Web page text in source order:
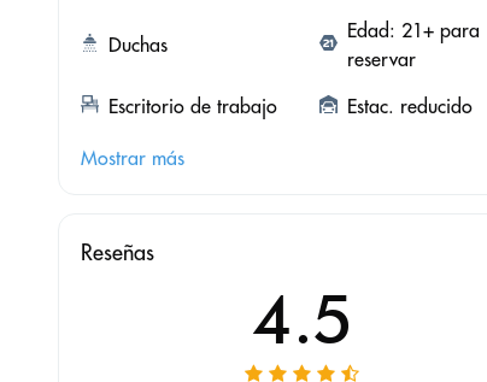
Duchas
Edad: 21+ para
reservar
Escritorio de trabajo Estac. reducido
Mostrar más
Reseñas
4.5